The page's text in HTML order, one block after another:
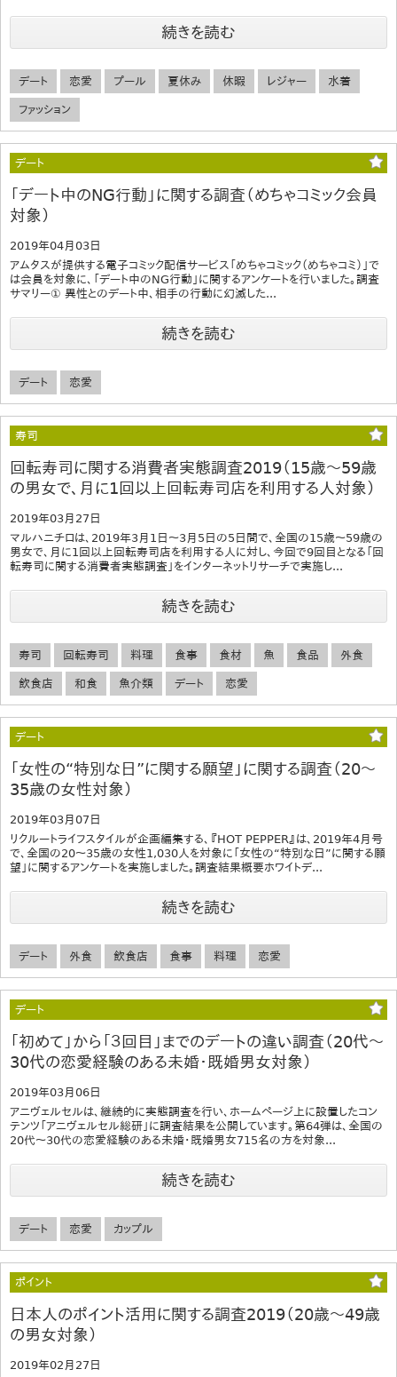
続きを読む
デート 恋愛 プール 夏休み 休暇 レジャー 水着
ファッション
デート
「デート中のNG行動」に関する調査（めちゃコミック会員
対象）
2019年04月03日
アムタスが提供する電子コミック配信サービス「めちゃコミック（めちゃコミ）」で
は会員を対象に、「デート中のNG行動」に関するアンケートを行いました。調査
サマリー① 異性とのデート中、相手の行動に幻滅した...
続きを読む
デート 恋愛
寿司
回転寿司に関する消費者実態調査2019（15歳～59歳
の男女で、月に1回以上回転寿司店を利用する人対象）
2019年03月27日
マルハニチロは、2019年3月1日～3月5日の5日間で、全国の15歳～59歳の
男女で、月に1回以上回転寿司店を利用する人に対し、今回で9回目となる「回
転寿司に関する消費者実態調査」をインターネットリサーチで実施し...
続きを読む
寿司 回転寿司 料理 食事 食材 魚 食品 外食
飲食店 和食 魚介類 デート 恋愛
デート
「女性の“特別な日”に関する願望」に関する調査（20～
35歳の女性対象）
2019年03月07日
リクルートライフスタイルが企画編集する、『HOT PEPPER』は、2019年4月号
で、全国の20～35歳の女性1,030人を対象に「女性の“特別な日”に関する願
望」に関するアンケートを実施しました。調査結果概要ホワイトデ...
続きを読む
デート 外食 飲食店 食事 料理 恋愛
デート
「初めて」から「３回目」までのデートの違い調査（20代～
30代の恋愛経験のある未婚・既婚男女対象）
2019年03月06日
アニヴェルセルは、継続的に実態調査を行い、ホームページ上に設置したコン
テンツ「アニヴェルセル総研」に調査結果を公開しています。第64弾は、全国の
20代～30代の恋愛経験のある未婚・既婚男女715名の方を対象...
続きを読む
デート 恋愛 カップル
ポイント
日本人のポイント活用に関する調査2019（20歳～49歳
の男女対象）
2019年02月27日